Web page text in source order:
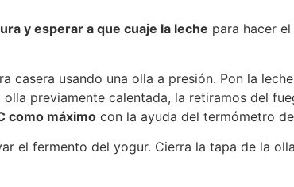
y esperar a que cuaje la leche para hacer
casera usando una olla a presión. Pon la
previamente calentada, la retiramos del
como máximo con la ayuda del termómetro
el fermento del yogur. Cierra la tapa de la